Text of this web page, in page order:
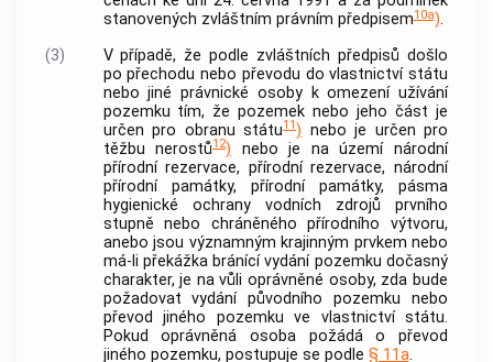
stanovených zvláštním právním předpisem10a).
(3)
V případě, že podle zvláštních předpisů došlo
po přechodu nebo převodu do vlastnictví státu
nebo jiné právnické osoby k omezení užívání
pozemku tím, že pozemek nebo jeho část je
určen pro obranu státu11) nebo je určen pro
těžbu nerostů12) nebo je na území národní
přírodní rezervace, přírodní rezervace, národní
přírodní památky, přírodní památky, pásma
hygienické ochrany vodních zdrojů prvního
stupně nebo chráněného přírodního výtvoru,
anebo jsou významným krajinným prvkem nebo
má-li překážka bránící vydání pozemku dočasný
charakter, je na vůlioprávněné osoby, zda bude
požadovat vydání původního pozemku nebo
převod jiného pozemku ve vlastnictví státu.
Pokudoprávněná osobapožádá o převod
jiného pozemku, postupuje se podle § 11a.